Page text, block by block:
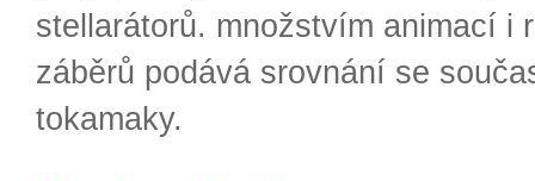
stellarátorů. množstvím animací i
záběrů podává srovnání se
tokamaky.